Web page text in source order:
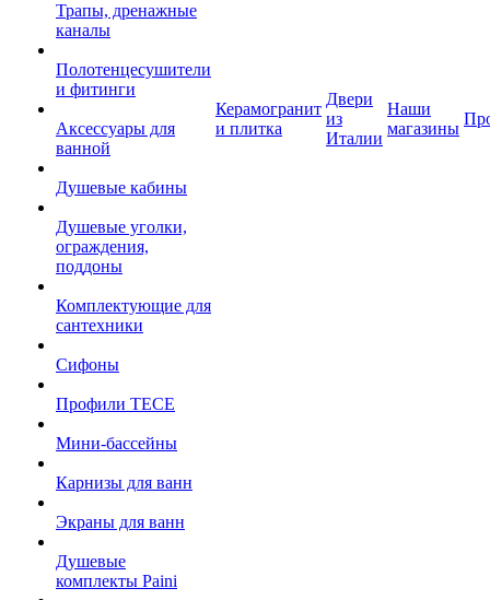
Трапы, дренажные
каналы
Полотенцесушители
и фитинги
Аксессуары для
ванной
Душевые кабины
Душевые уголки,
ограждения,
поддоны
Комплектующие для
сантехники
Сифоны
Профили TECE
Мини-бассейны
Карнизы для ванн
Экраны для ванн
Душевые
комплекты Paini
Керамогранит
и плитка
Двери
из
Италии
Наши
магазины